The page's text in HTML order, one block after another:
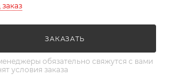
ЗАКАЗАТЬ
обязательно свяжутся с вами
условия заказа